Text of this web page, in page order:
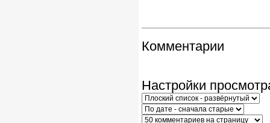
Комментарии
Настройки